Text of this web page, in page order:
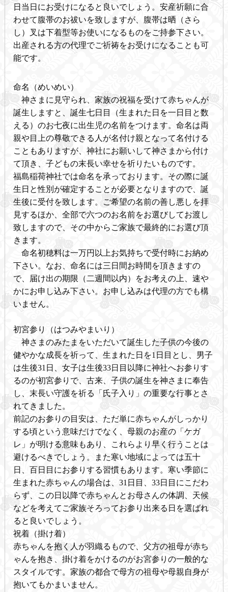
日当日にお受けになると良いでしょう。安産祈願に合
わせて腹帯のお祓いを致しますが、腹帯は晒（さら
し）叉は下着型等お使いになるものをご持参下さい。
出産される方の代理でご祈祷をお受けになることも可
能です。
命名（めいめい）
神さまに見守られ、家族の祝福を受けて赤ちゃんが
誕生しますと、誕生七日目（生まれた日を一日目と数
える）のお七夜に出生児の名前をつけます。命名は両
親や目上の尊敬できる人が名付け親となって名付ける
こともありますが、神社にお願いして神さまから付け
て頂き、子どもの末長い幸せを祈りたいものです。
福島稲荷神社では命名を承っております。その際に誕
生日と性別が確定することが必要となりますので、誕
生後に受付を致します。ご希望の名前の善し悪しを拝
見するほか、全部で六つのお名前をお選びしてお渡し
致しますので、その中からご家族で最終的にお選び頂
きます。
命名初穂料は一万円以上お気持ちで受付時にお納め
下さい。なお、命名には三日間お時間を頂きますの
で、届け出の期限（二週間以内）をお考えの上、速や
かにお申し込み下さい。お申し込みは代理の方でも構
いません。
初宮参り（はつみやまいり）
神さまのみたまをいただいて誕生した子供の今後の
健やかな成長を祈って、生まれた日を1日目とし、男子
は生後31日、女子は生後33日目以降に神社へお参りす
るのが初宮参りで、古来、子供の誕生を神さまに奉告
し、末長い守護を祈る「氏子入り」の重要な行事とさ
れてきました。
前記のお参りの目安は、ただ単に赤ちゃんがしっかり
する頃という意味だけでなく、母親のお産の「ケガ
レ」が明ける意味もあり、これらより早く行うことは
避けるべきでしょう。また寒い地域によっては五十
日、百日目にお参りする習慣もあります。寒い季節に
生まれた赤ちゃんの場合は、31日目、33日目にこだわ
らず、この日以降で赤ちゃんとお母さんの体調、天候
などを考えてご家族そろってお参り出来る日を選ばれ
ると良いでしょう。
祝着（掛け着）
赤ちゃんを抱く人が羽織るもので、父方の祖母が赤ち
ゃんを抱き、掛け着をかけるのがお宮参りの一般的な
スタイルです。家族の都合で母方の祖母や母親自身が
抱いてもかまいません。